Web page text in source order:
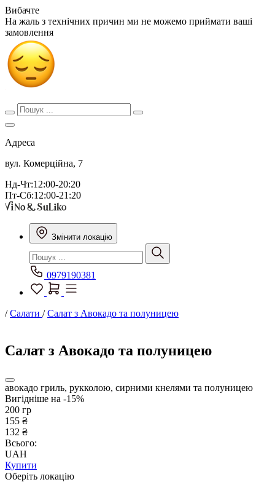
Вибачте
На жаль з технічних причин ми не можемо приймати ваші
замовлення
Адреса
вул. Комерційна, 7
Нд-Чт:12:00-20:20
Пт-Сб:12:00-21:20
Змінити локацію
0979190381
/Салати /Салат з Авокадо та полуницею
Салат з Авокадо та полуницею
авокадо гриль, рукколою, сирними кнелями та полуницею
Вигідніше на -15%
200 гр
155 ₴
132 ₴
Всього:
UAH
Купити
Оберіть локацію